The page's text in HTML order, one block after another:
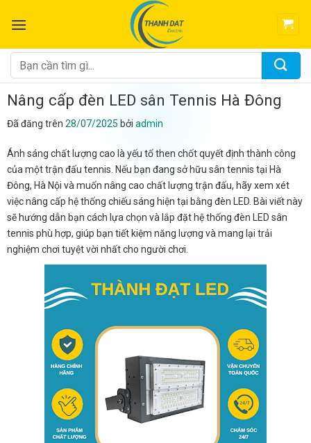
đến
dung
Tìm
kiếm:
Nâng cấp đèn LED sân Tennis Hà Đông
Đã đăng trên 28/07/2025 bởi admin
Ánh sáng chất lượng cao là yếu tố then chốt quyết định thành công
của một trận đấu tennis. Nếu bạn đang sở hữu sân tennis tại Hà
Đông, Hà Nội và muốn nâng cao chất lượng trận đấu, hãy xem xét
việc nâng cấp hệ thống chiếu sáng hiện tại bằng đèn LED. Bài viết này
sẽ hướng dẫn bạn cách lựa chọn và lắp đặt hệ thống đèn LED sân
tennis phù hợp, giúp bạn tiết kiệm năng lượng và mang lại trải
nghiệm chơi tuyệt vời nhất cho người chơi.